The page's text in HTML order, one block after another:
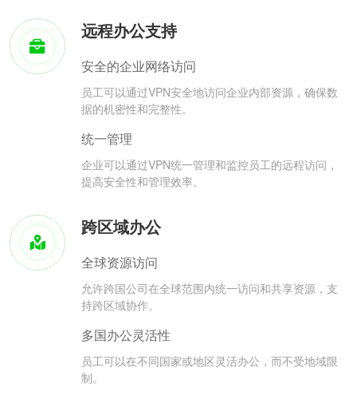
远程办公支持
安全的企业网络访问
员工可以通过VPN安全地访问企业内部资源，确保数
据的机密性和完整性。
统一管理
企业可以通过VPN统一管理和监控员工的远程访问，
提高安全性和管理效率。
跨区域办公
全球资源访问
允许跨国公司在全球范围内统一访问和共享资源，支
持跨区域协作。
多国办公灵活性
员工可以在不同国家或地区灵活办公，而不受地域限
制。